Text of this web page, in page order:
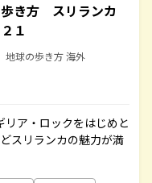
き方 スリランカ
１
地球の歩き方 海外
ア・ロックをはじめと
スリランカの魅力が満